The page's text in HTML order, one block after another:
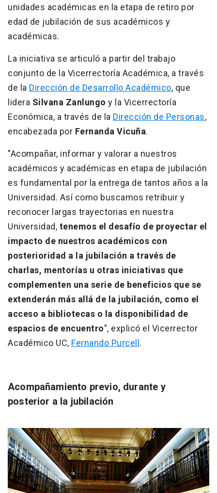
unidades académicas en la etapa de retiro por
edad de jubilación de sus académicos y
académicas.
La iniciativa se articuló a partir del trabajo
conjunto de la Vicerrectoría Académica, a través
de la Dirección de Desarrollo Académico, que
lidera Silvana Zanlungo y la Vicerrectoría
Económica, a través de la Dirección de Personas,
encabezada por Fernanda Vicuña.
"Acompañar, informar y valorar a nuestros
académicos y académicas en etapa de jubilación
es fundamental por la entrega de tantos años a la
Universidad. Así como buscamos retribuir y
reconocer largas trayectorias en nuestra
Universidad, tenemos el desafío de proyectar el
impacto de nuestros académicos con
posterioridad a la jubilación a través de
charlas, mentorías u otras iniciativas que
complementen una serie de beneficios que se
extenderán más allá de la jubilación, como el
acceso a bibliotecas o la disponibilidad de
espacios de encuentro", explicó el Vicerrector
Académico UC, Fernando Purcell .
Acompañamiento previo, durante y
posterior a la jubilación